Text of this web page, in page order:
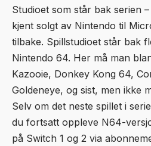
Studioet som står bak serien
kjent solgt av Nintendo til
tilbake. Spillstudioet står bak
Nintendo 64. Her må man
Kazooie, Donkey Kong 64,
Goldeneye, og sist, men ikke
Selv om det neste spillet i
du fortsatt oppleve N64-
på Switch 1 og 2 via